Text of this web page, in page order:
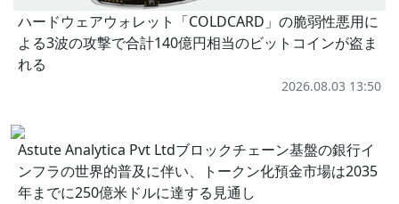
ハードウェアウォレット「COLDCARD」の脆弱性悪用に
よる3波の攻撃で合計140億円相当のビットコインが盗ま
れる
2026.08.03 13:50
Astute Analytica Pvt Ltdブロックチェーン基盤の銀行イ
ンフラの世界的普及に伴い、トークン化預金市場は2035
年までに250億米ドルに達する見通し